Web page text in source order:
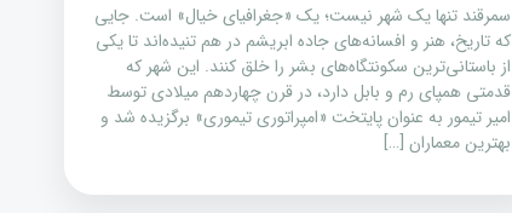
سمرقند تنها یک شهر نیست؛ یک «جغرافیای خیال» است. جایی
که تاریخ، هنر و افسانه‌های جاده ابریشم در هم تنیده‌اند تا یکی
از باستانی‌ترین سکونتگاه‌های بشر را خلق کنند. این شهر که
قدمتی همپای رم و بابل دارد، در قرن چهاردهم میلادی توسط
امیر تیمور به عنوان پایتخت «امپراتوری تیموری» برگزیده شد و
بهترین معماران […]